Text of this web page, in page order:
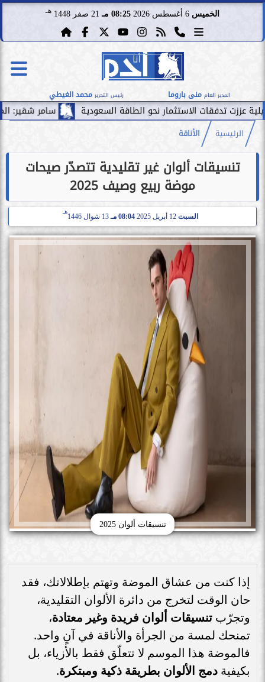
الخميس 08:25 مـ 21 صفر 1448 هـ
المدير العام منى باروما رئيس التحرير محمد الغيطي
سامر شقير: الممرات الاستثمار نحو الطاقة السعودية
الرئيسية الأناقة
تنسيقات ألوان غير تقليدية تتصدّر صيحات
موضة ربيع وصيف 2025
السبت 12 أبريل 2025 08:04 مـ 13 شوال 1446
هـ
تنسيقات ألوان 2025
إذا كنت من عشاق الموضة وتهتم بإطلالاتك، فقد
حان الوقت لتخرج من دائرة الألوان التقليدية،
وتجرّب تنسيقات ألوان فريدة وغير معتادة،
تمنحك لمسة من الجرأة والأناقة في آنٍ واحد.
فالموضة هذا الموسم لا تتعلّق فقط بالأزياء، بل
بكيفية دمج الألوان بطريقة ذكية ومبتكرة.